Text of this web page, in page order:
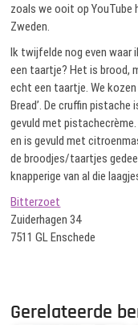
zoals we ooit op YouTube
Zweden.
Ik twijfelde nog even waar
een taartje? Het is brood,
echt een taartje. We kozen
Bread’. De cruffin
gevuld met pistachecrème.
en is gevuld met
de broodjes/taartjes
knapperige van al die
Bitterzoet
Zuiderhagen 34
7511 GL Enschede
Gerelateerde